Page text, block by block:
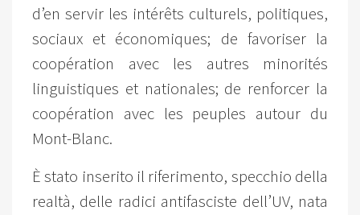
d’en servir les intérêts culturels, politiques,
sociaux et économiques; de favoriser la
coopération avec les autres minorités
linguistiques et nationales; de renforcer la
coopération avec les peuples autour du
Mont-Blanc.
È stato inserito il riferimento, specchio della
realtà, delle radici antifasciste dell’UV, nata